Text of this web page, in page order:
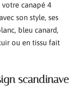
canapé 4
son style, ses
bleu canard,
ou en tissu fait
scandinave